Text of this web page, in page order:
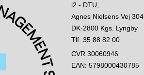
i2 - DTU,
Agnes Nielsens Vej 304
DK-2800 Kgs. Lyngby
Tlf: 35 88 82 00
CVR 30060946
EAN: 5798000430785